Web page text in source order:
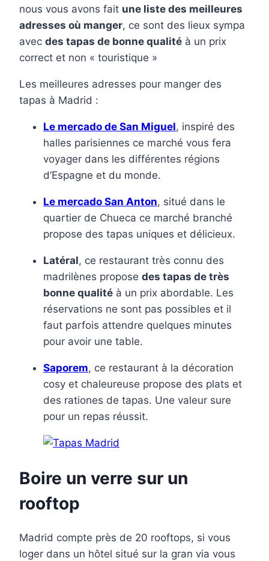
nous vous avons fait une liste des meilleures
adresses où manger, ce sont des lieux sympa
avec des tapas de bonne qualité à un prix
correct et non « touristique »
Les meilleures adresses pour manger des
tapas à Madrid :
Le mercado de San Miguel, inspiré des
halles parisiennes ce marché vous fera
voyager dans les différentes régions
d’Espagne et du monde.
Le mercado San Anton, situé dans le
quartier de Chueca ce marché branché
propose des tapas uniques et délicieux.
Latéral, ce restaurant très connu des
madrilènes propose des tapas de très
bonne qualité à un prix abordable. Les
réservations ne sont pas possibles et il
faut parfois attendre quelques minutes
pour avoir une table.
Saporem, ce restaurant à la décoration
cosy et chaleureuse propose des plats et
des rationes de tapas. Une valeur sure
pour un repas réussit.
Boire un verre sur un
rooftop
Madrid compte près de 20 rooftops, si vous
loger dans un hôtel situé sur la gran via vous